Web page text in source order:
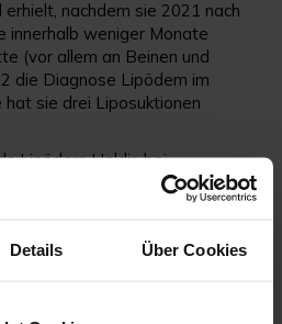
Details Über Cookies
erhielt, nachdem sie 2021 nach
innerhalb weniger Monate
(vor allem an Beinen und
die Diagnose Lipödem im
sie drei Liposuktionen
Lipödem Heldin bei
Life Coaching und teilt ihren
Lipödem auf Social Media.
tägliche Herausforderung,
sich nicht unterkriegen.